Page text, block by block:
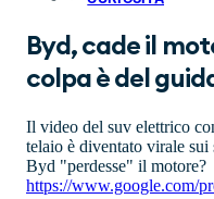
Byd, cade il
colpa è del
Il video del suv elettrico
telaio è diventato virale sui
Byd "perdesse" il motore?
https://www.google.com/